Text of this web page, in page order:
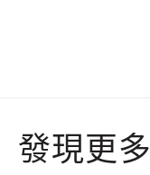
發現更多